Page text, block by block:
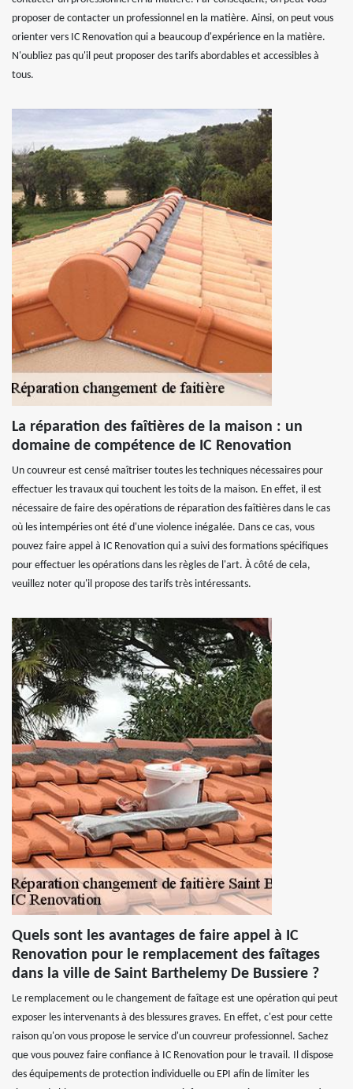
proposer de contacter un professionnel en la matière. Ainsi, on peut vous
orienter vers IC Renovation qui a beaucoup d'expérience en la matière.
N'oubliez pas qu'il peut proposer des tarifs abordables et accessibles à
tous.
La réparation des faîtières de la maison : un
domaine de compétence de IC Renovation
Un couvreur est censé maîtriser toutes les techniques nécessaires pour
effectuer les travaux qui touchent les toits de la maison. En effet, il est
nécessaire de faire des opérations de réparation des faîtières dans le cas
où les intempéries ont été d'une violence inégalée. Dans ce cas, vous
pouvez faire appel à IC Renovation qui a suivi des formations spécifiques
pour effectuer les opérations dans les règles de l'art. À côté de cela,
veuillez noter qu'il propose des tarifs très intéressants.
Quels sont les avantages de faire appel à IC
Renovation pour le remplacement des faîtages
dans la ville de Saint Barthelemy De Bussiere ?
Le remplacement ou le changement de faîtage est une opération qui peut
exposer les intervenants à des blessures graves. En effet, c'est pour cette
raison qu'on vous propose le service d'un couvreur professionnel. Sachez
que vous pouvez faire confiance à IC Renovation pour le travail. Il dispose
des équipements de protection individuelle ou EPI afin de limiter les